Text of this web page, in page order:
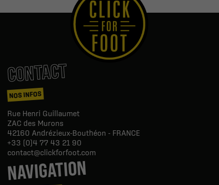
CONTACT
NOS INFOS
Rue Henri Guillaumet
ZAC des Murons
42160 Andrézieux-Bouthéon - FRANCE
+33 (0)4 77 43 21 90
contact@clickforfoot.com
NAVIGATION